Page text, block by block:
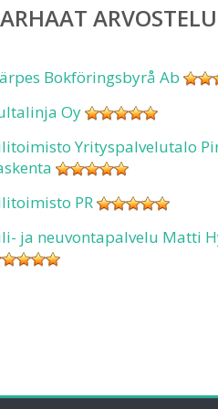
Bokföringsbyrå Ab
Oy
Yrityspalvelutalo
PR
ja neuvontapalvelu Matti